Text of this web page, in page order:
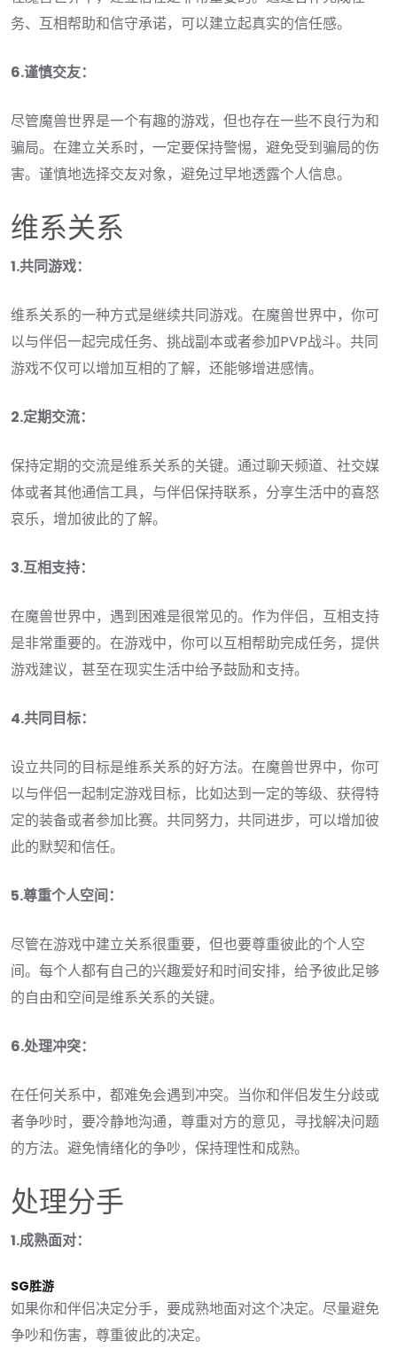
务、互相帮助和信守承诺，可以建立起真实的信任感。
6.谨慎交友：
尽管魔兽世界是一个有趣的游戏，但也存在一些不良行为和
骗局。在建立关系时，一定要保持警惕，避免受到骗局的伤
害。谨慎地选择交友对象，避免过早地透露个人信息。
维系关系
1.共同游戏：
维系关系的一种方式是继续共同游戏。在魔兽世界中，你可
以与伴侣一起完成任务、挑战副本或者参加PVP战斗。共同
游戏不仅可以增加互相的了解，还能够增进感情。
2.定期交流：
保持定期的交流是维系关系的关键。通过聊天频道、社交媒
体或者其他通信工具，与伴侣保持联系，分享生活中的喜怒
哀乐，增加彼此的了解。
3.互相支持：
在魔兽世界中，遇到困难是很常见的。作为伴侣，互相支持
是非常重要的。在游戏中，你可以互相帮助完成任务，提供
游戏建议，甚至在现实生活中给予鼓励和支持。
4.共同目标：
设立共同的目标是维系关系的好方法。在魔兽世界中，你可
以与伴侣一起制定游戏目标，比如达到一定的等级、获得特
定的装备或者参加比赛。共同努力，共同进步，可以增加彼
此的默契和信任。
5.尊重个人空间：
尽管在游戏中建立关系很重要，但也要尊重彼此的个人空
间。每个人都有自己的兴趣爱好和时间安排，给予彼此足够
的自由和空间是维系关系的关键。
6.处理冲突：
在任何关系中，都难免会遇到冲突。当你和伴侣发生分歧或
者争吵时，要冷静地沟通，尊重对方的意见，寻找解决问题
的方法。避免情绪化的争吵，保持理性和成熟。
处理分手
1.成熟面对：
SG胜游
如果你和伴侣决定分手，要成熟地面对这个决定。尽量避免
争吵和伤害，尊重彼此的决定。